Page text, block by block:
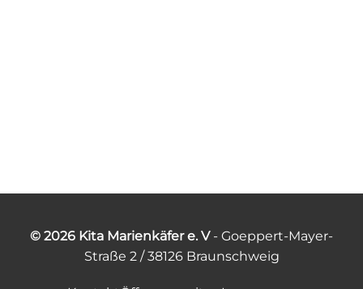
© 2026 Kita Marienkäfer e. V- Goeppert-Mayer-
Straße 2 / 38126 Braunschweig